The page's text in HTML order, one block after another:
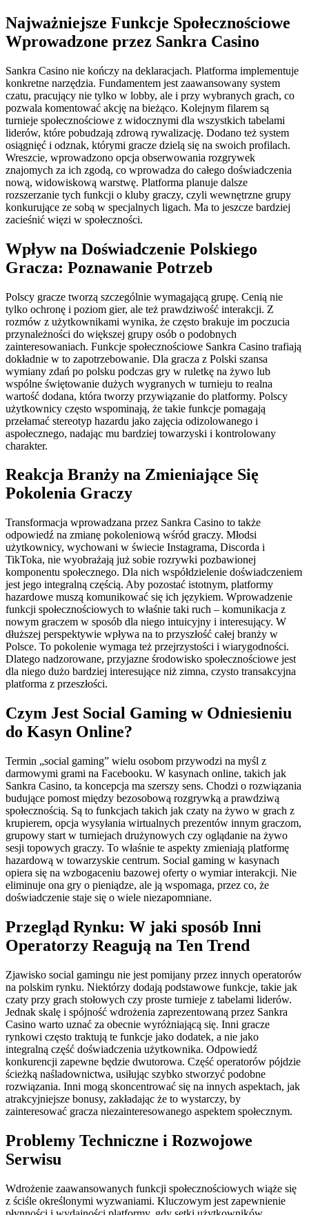
Najważniejsze Funkcje Społecznościowe
Wprowadzone przez Sankra Casino
Sankra Casino nie kończy na deklaracjach. Platforma implementuje
konkretne narzędzia. Fundamentem jest zaawansowany system
czatu, pracujący nie tylko w lobby, ale i przy wybranych grach, co
pozwala komentować akcję na bieżąco. Kolejnym filarem są
turnieje społecznościowe z widocznymi dla wszystkich tabelami
liderów, które pobudzają zdrową rywalizację. Dodano też system
osiągnięć i odznak, którymi gracze dzielą się na swoich profilach.
Wreszcie, wprowadzono opcja obserwowania rozgrywek
znajomych za ich zgodą, co wprowadza do całego doświadczenia
nową, widowiskową warstwę. Platforma planuje dalsze
rozszerzanie tych funkcji o kluby graczy, czyli wewnętrzne grupy
konkurujące ze sobą w specjalnych ligach. Ma to jeszcze bardziej
zacieśnić więzi w społeczności.
Wpływ na Doświadczenie Polskiego
Gracza: Poznawanie Potrzeb
Polscy gracze tworzą szczególnie wymagającą grupę. Cenią nie
tylko ochronę i poziom gier, ale też prawdziwość interakcji. Z
rozmów z użytkownikami wynika, że często brakuje im poczucia
przynależności do większej grupy osób o podobnych
zainteresowaniach. Funkcje społecznościowe Sankra Casino trafiają
dokładnie w to zapotrzebowanie. Dla gracza z Polski szansa
wymiany zdań po polsku podczas gry w ruletkę na żywo lub
wspólne świętowanie dużych wygranych w turnieju to realna
wartość dodana, która tworzy przywiązanie do platformy. Polscy
użytkownicy często wspominają, że takie funkcje pomagają
przełamać stereotyp hazardu jako zajęcia odizolowanego i
aspołecznego, nadając mu bardziej towarzyski i kontrolowany
charakter.
Reakcja Branży na Zmieniające Się
Pokolenia Graczy
Transformacja wprowadzana przez Sankra Casino to także
odpowiedź na zmianę pokoleniową wśród graczy. Młodsi
użytkownicy, wychowani w świecie Instagrama, Discorda i
TikToka, nie wyobrażają już sobie rozrywki pozbawionej
komponentu społecznego. Dla nich współdzielenie doświadczeniem
jest jego integralną częścią. Aby pozostać istotnym, platformy
hazardowe muszą komunikować się ich językiem. Wprowadzenie
funkcji społecznościowych to właśnie taki ruch – komunikacja z
nowym graczem w sposób dla niego intuicyjny i interesujący. W
dłuższej perspektywie wpływa na to przyszłość całej branży w
Polsce. To pokolenie wymaga też przejrzystości i wiarygodności.
Dlatego nadzorowane, przyjazne środowisko społecznościowe jest
dla niego dużo bardziej interesujące niż zimna, czysto transakcyjna
platforma z przeszłości.
Czym Jest Social Gaming w Odniesieniu
do Kasyn Online?
Termin „social gaming” wielu osobom przywodzi na myśl z
darmowymi grami na Facebooku. W kasynach online, takich jak
Sankra Casino, ta koncepcja ma szerszy sens. Chodzi o rozwiązania
budujące pomost między bezosobową rozgrywką a prawdziwą
społecznością. Są to funkcjach takich jak czaty na żywo w grach z
krupierem, opcja wysyłania wirtualnych prezentów innym graczom,
grupowy start w turniejach drużynowych czy oglądanie na żywo
sesji topowych graczy. To właśnie te aspekty zmieniają platformę
hazardową w towarzyskie centrum. Social gaming w kasynach
opiera się na wzbogaceniu bazowej oferty o wymiar interakcji. Nie
eliminuje ona gry o pieniądze, ale ją wspomaga, przez co, że
doświadczenie staje się o wiele niezapomniane.
Przegląd Rynku: W jaki sposób Inni
Operatorzy Reagują na Ten Trend
Zjawisko social gamingu nie jest pomijany przez innych operatorów
na polskim rynku. Niektórzy dodają podstawowe funkcje, takie jak
czaty przy grach stołowych czy proste turnieje z tabelami liderów.
Jednak skalę i spójność wdrożenia zaprezentowaną przez Sankra
Casino warto uznać za obecnie wyróżniającą się. Inni gracze
rynkowi często traktują te funkcje jako dodatek, a nie jako
integralną część doświadczenia użytkownika. Odpowiedź
konkurencji zapewne będzie dwutorowa. Część operatorów pójdzie
ścieżką naśladownictwa, usiłując szybko stworzyć podobne
rozwiązania. Inni mogą skoncentrować się na innych aspektach, jak
atrakcyjniejsze bonusy, zakładając że to wystarczy, by
zainteresować gracza niezainteresowanego aspektem społecznym.
Problemy Techniczne i Rozwojowe
Serwisu
Wdrożenie zaawansowanych funkcji społecznościowych wiąże się
z ściśle określonymi wyzwaniami. Kluczowym jest zapewnienie